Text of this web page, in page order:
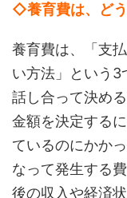
◇養育費は、ど
養育費は、「支
い方法」という3
話し合って決め
金額を決定する
ているのにかか
なって発生する
後の収入や経済